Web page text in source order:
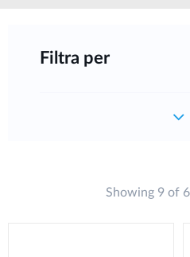
Filtra per
Showing 9 of